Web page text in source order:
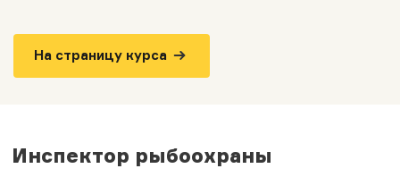
На страницу курса
Инспектор рыбоохраны